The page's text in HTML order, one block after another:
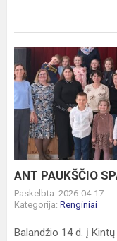
ANT
PAUKŠČIO
SPARNELIO
SUGRĮŽTA
SAULELĖ
ANT PAUKŠČIO
Paskelbta: 2026-04-17
Kategorija: Renginiai
Balandžio 14 d. į